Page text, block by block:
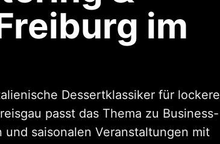
im
Dessertklassiker für lockere
passt das Thema zu Business-
saisonalen Veranstaltungen mit